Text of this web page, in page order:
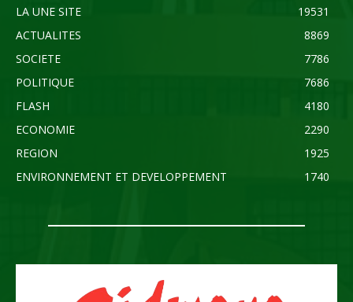
LA UNE SITE
19531
ACTUALITES
8869
SOCIETE
7786
POLITIQUE
7686
FLASH
4180
ECONOMIE
2290
REGION
1925
ENVIRONNEMENT ET DEVELOPPEMENT
1740